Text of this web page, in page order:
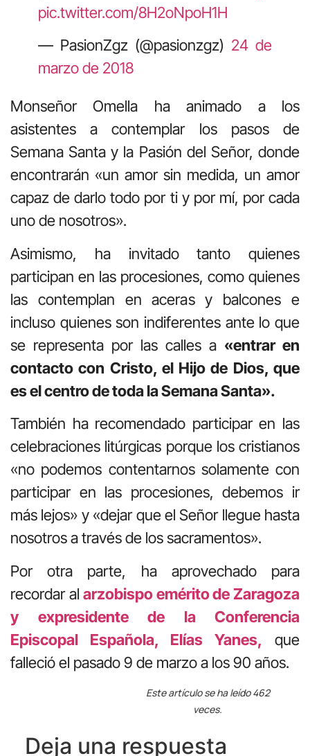
pic.twitter.com/8H2oNpoH1H
— PasionZgz (@pasionzgz) 24 de
marzo de 2018
Monseñor Omella ha animado a los
asistentes a contemplar los pasos de
Semana Santa y la Pasión del Señor, donde
encontrarán «un amor sin medida, un amor
capaz de darlo todo por ti y por mí, por cada
uno de nosotros».
Asimismo, ha invitado tanto quienes
participan en las procesiones, como quienes
las contemplan en aceras y balcones e
incluso quienes son indiferentes ante lo que
se representa por las calles a «entrar en
contacto con Cristo, el Hijo de Dios, que
es el centro de toda la Semana Santa».
También ha recomendado participar en las
celebraciones litúrgicas porque los cristianos
«no podemos contentarnos solamente con
participar en las procesiones, debemos ir
más lejos» y «dejar que el Señor llegue hasta
nosotros a través de los sacramentos».
Por otra parte, ha aprovechado para
recordar alarzobispo emérito de Zaragoza
y expresidente de la Conferencia
Episcopal Española, Elías Yanes, que
falleció el pasado 9 de marzo a los 90 años.
Este artículo se ha leído 462
veces.
Deja una respuesta